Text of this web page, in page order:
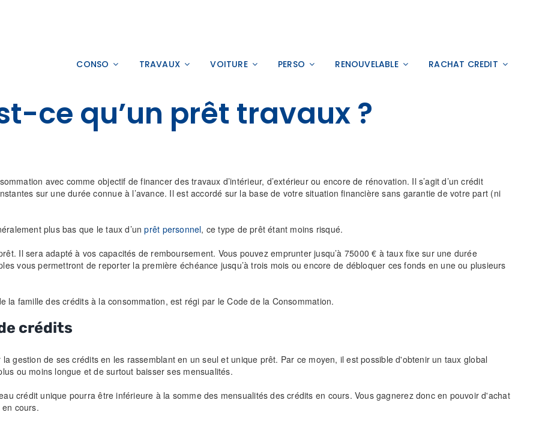
CONSO TRAVAUX VOITURE PERSO RENOUVELABLE RACHAT CREDIT
ce qu’un prêt travaux ?
avec comme objectif de financer des travaux d’intérieur, d’extérieur ou encore de rénovation. Il s’agit d’un crédit
sur une durée connue à l’avance. Il est accordé sur la base de votre situation financière sans garantie de votre part (ni
plus bas que le taux d’unprêt personnel, ce type de prêt étant moins risqué.
Il sera adapté à vos capacités de remboursement. Vous pouvez emprunter jusqu’à 75000 € à taux fixe sur une durée
vous permettront de reporter la première échéance jusqu’à trois mois ou encore de débloquer ces fonds en une ou plusieurs
la famille des crédits à la consommation, est régi par le Code de la Consommation.
crédits
gestion de ses crédits en les rassemblant en un seul et unique prêt. Par ce moyen, il est possible d'obtenir un taux global
ou moins longue et de surtout baisser ses mensualités.
crédit unique pourra être inférieure à la somme des mensualités des crédits en cours. Vous gagnerez donc en pouvoir d'achat
cours.